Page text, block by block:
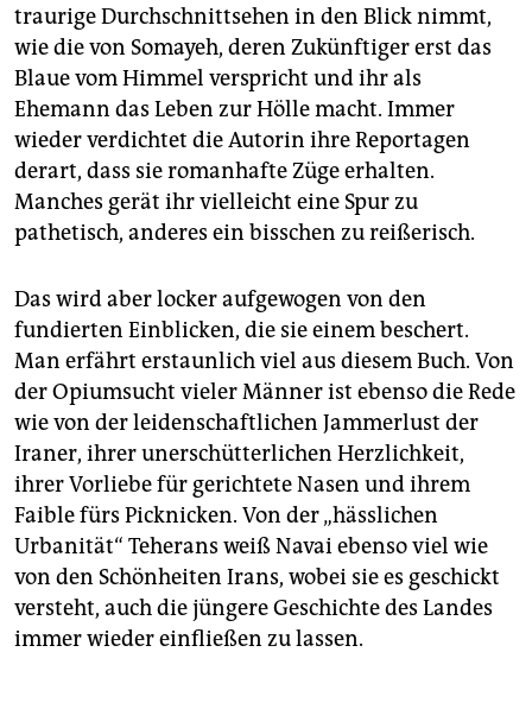
traurige Durchschnittsehen in den Blick nimmt,
wie die von Somayeh, deren Zukünftiger erst das
Blaue vom Himmel verspricht und ihr als
Ehemann das Leben zur Hölle macht. Immer
wieder verdichtet die Autorin ihre Reportagen
derart, dass sie romanhafte Züge erhalten.
Manches gerät ihr vielleicht eine Spur zu
pathetisch, anderes ein bisschen zu reißerisch.
Das wird aber locker aufgewogen von den
fundierten Einblicken, die sie einem beschert.
Man erfährt erstaunlich viel aus diesem Buch. Von
der Opiumsucht vieler Männer ist ebenso die Rede
wie von der leidenschaftlichen Jammerlust der
Iraner, ihrer unerschütterlichen Herzlichkeit,
ihrer Vorliebe für gerichtete Nasen und ihrem
Faible fürs Picknicken. Von der „hässlichen
Urbanität“ Teherans weiß Navai ebenso viel wie
von den Schönheiten Irans, wobei sie es geschickt
versteht, auch die jüngere Geschichte des Landes
immer wieder einfließen zu lassen.